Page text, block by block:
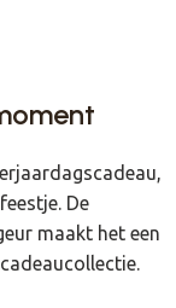
De
maakt het een